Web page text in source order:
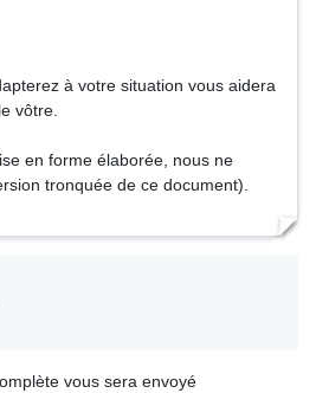
à votre situation vous aidera
vôtre.
en forme élaborée, nous ne
tronquée de ce document).
vous sera envoyé